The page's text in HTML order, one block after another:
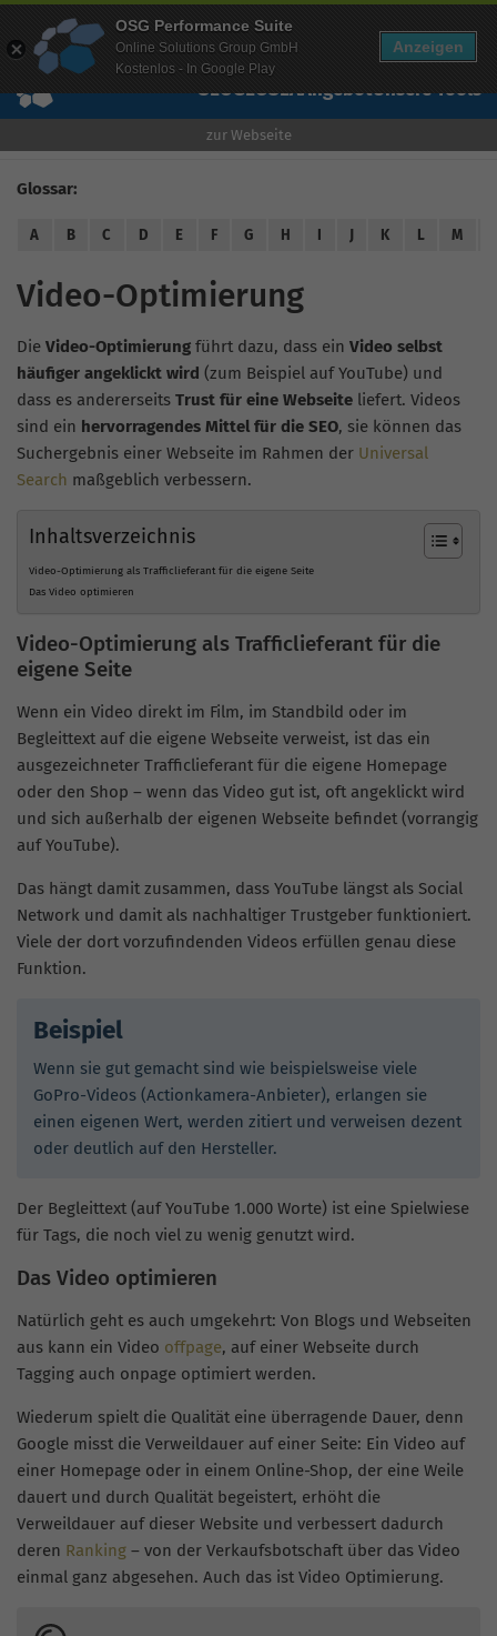
Wissen Free Checks Über uns Free Account
SEOGEOSEAAngebotUnsere Tools
zur Webseite
Glossar:
A B C D E F G H K L M
Video-Optimierung
Die Video-Optimierung führt dazu, dass ein Video selbst
häufiger angeklickt wird (zum Beispiel auf YouTube) und
dass es andererseits Trust für eine Webseite liefert. Videos
sind ein hervorragendes Mittel für die SEO, sie können das
Suchergebnis einer Webseite im Rahmen der Universal
Search maßgeblich verbessern.
Inhaltsverzeichnis
Video-Optimierung als Trafficlieferant für die eigene Seite
Das Video optimieren
Video-Optimierung als Trafficlieferant für die
eigene Seite
Wenn ein Video direkt im Film, im Standbild oder im
Begleittext auf die eigene Webseite verweist, ist das ein
ausgezeichneter Trafficlieferant für die eigene Homepage
oder den Shop – wenn das Video gut ist, oft angeklickt wird
und sich außerhalb der eigenen Webseite befindet (vorrangig
auf YouTube).
Das hängt damit zusammen, dass YouTube längst als Social
Network und damit als nachhaltiger Trustgeber funktioniert.
Viele der dort vorzufindenden Videos erfüllen genau diese
Funktion.
Beispiel
Wenn sie gut gemacht sind wie beispielsweise viele
GoPro-Videos (Actionkamera-Anbieter), erlangen sie
einen eigenen Wert, werden zitiert und verweisen dezent
oder deutlich auf den Hersteller.
Der Begleittext (auf YouTube 1.000 Worte) ist eine Spielwiese
für Tags, die noch viel zu wenig genutzt wird.
Das Video optimieren
Natürlich geht es auch umgekehrt: Von Blogs und Webseiten
aus kann ein Video offpage, auf einer Webseite durch
Tagging auch onpage optimiert werden.
Wiederum spielt die Qualität eine überragende Dauer, denn
Google misst die Verweildauer auf einer Seite: Ein Video auf
einer Homepage oder in einem Online-Shop, der eine Weile
dauert und durch Qualität begeistert, erhöht die
Verweildauer auf dieser Website und verbessert dadurch
deren Ranking – von der Verkaufsbotschaft über das Video
einmal ganz abgesehen. Auch das ist Video Optimierung.
OSG Performance Suite
Online Solutions Group GmbH
Kostenlos - In Google Play
Anzeigen